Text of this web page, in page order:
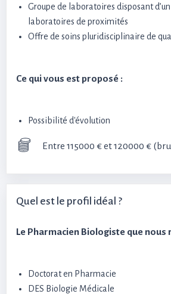
Groupe de laboratoires disposant
laboratoires de proximités
Offre de soins pluridisciplinaire de
Ce qui vous est proposé :
Possibilité d'évolution
Entre 115000 € et 120000 €
Quel est le profil idéal ?
Le Pharmacien Biologiste que nous
Doctorat en Pharmacie
DES Biologie Médicale